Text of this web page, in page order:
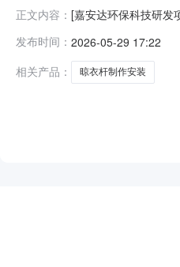
正文内容： [嘉安达环保科技研发
现进行公开竞争性谈
杆）、电动晾衣杆（
发布时间： 2026-05-29 17:22
相关产品：
晾衣杆制作安装